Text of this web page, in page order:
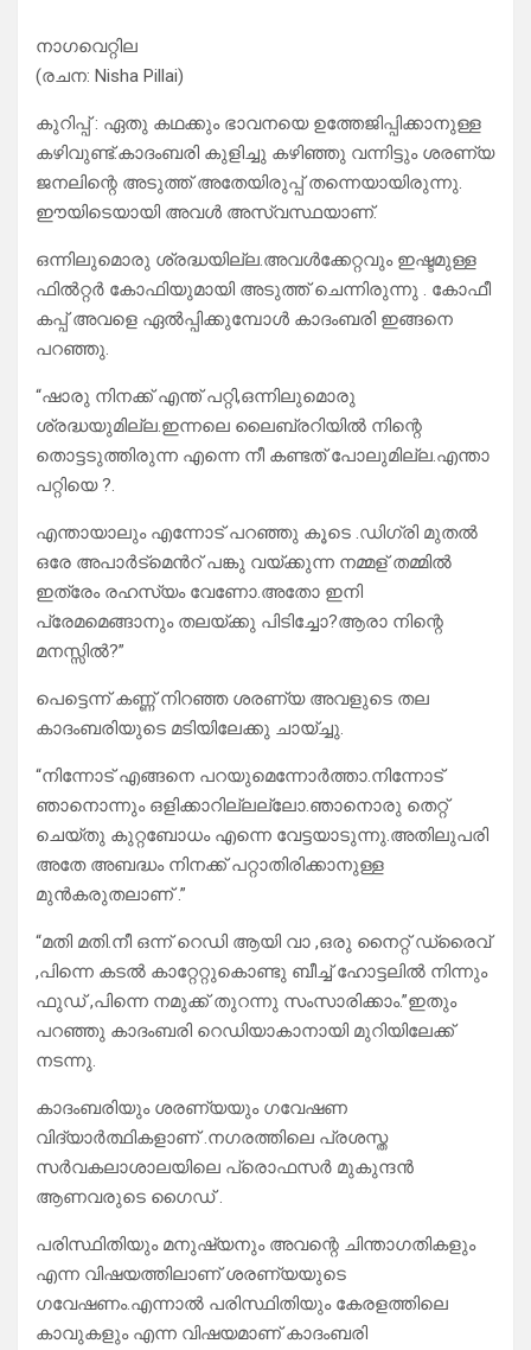
നാഗവെറ്റില
(രചന: Nisha Pillai)
കുറിപ്പ് : ഏതു കഥക്കും ഭാവനയെ ഉത്തേജിപ്പിക്കാനുള്ള
കഴിവുണ്ട്.കാദംബരി കുളിച്ചു കഴിഞ്ഞു വന്നിട്ടും ശരണ്യ
ജനലിന്റെ അടുത്ത് അതേയിരുപ്പ് തന്നെയായിരുന്നു.
ഈയിടെയായി അവൾ അസ്വസ്ഥയാണ്.
ഒന്നിലുമൊരു ശ്രദ്ധയില്ല.അവൾക്കേറ്റവും ഇഷ്ടമുള്ള
ഫിൽറ്റർ കോഫിയുമായി അടുത്ത് ചെന്നിരുന്നു . കോഫീ
കപ്പ് അവളെ ഏൽപ്പിക്കുമ്പോൾ കാദംബരി ഇങ്ങനെ
പറഞ്ഞു.
“ഷാരു നിനക്ക് എന്ത് പറ്റി,ഒന്നിലുമൊരു
ശ്രദ്ധയുമില്ല.ഇന്നലെ ലൈബ്രറിയിൽ നിന്റെ
തൊട്ടടുത്തിരുന്ന എന്നെ നീ കണ്ടത് പോലുമില്ല.എന്താ
പറ്റിയെ ?.
എന്തായാലും എന്നോട് പറഞ്ഞു കൂടെ .ഡിഗ്രി മുതൽ
ഒരേ അപാർട്മെൻറ് പങ്കു വയ്ക്കുന്ന നമ്മള് തമ്മിൽ
ഇത്രേം രഹസ്യം വേണോ.അതോ ഇനി
പ്രേമമെങ്ങാനും തലയ്ക്കു പിടിച്ചോ?ആരാ നിന്റെ
മനസ്സിൽ?”
പെട്ടെന്ന് കണ്ണ് നിറഞ്ഞ ശരണ്യ അവളുടെ തല
കാദംബരിയുടെ മടിയിലേക്കു ചായ്ച്ചു.
“നിന്നോട് എങ്ങനെ പറയുമെന്നോർത്താ.നിന്നോട്
ഞാനൊന്നും ഒളിക്കാറില്ലല്ലോ.ഞാനൊരു തെറ്റ്
ചെയ്തു കുറ്റബോധം എന്നെ വേട്ടയാടുന്നു.അതിലുപരി
അതേ അബദ്ധം നിനക്ക് പറ്റാതിരിക്കാനുള്ള
മുൻകരുതലാണ് .”
“മതി മതി.നീ ഒന്ന് റെഡി ആയി വാ ,ഒരു നൈറ്റ് ഡ്രൈവ്
,പിന്നെ കടൽ കാറ്റേറ്റുകൊണ്ടു ബീച്ച് ഹോട്ടലിൽ നിന്നും
ഫുഡ് ,പിന്നെ നമുക്ക് തുറന്നു സംസാരിക്കാം.”ഇതും
പറഞ്ഞു കാദംബരി റെഡിയാകാനായി മുറിയിലേക്ക്
നടന്നു.
കാദംബരിയും ശരണ്യയും ഗവേഷണ
വിദ്യാർത്ഥികളാണ് .നഗരത്തിലെ പ്രശസ്ത
സർവകലാശാലയിലെ പ്രൊഫസർ മുകുന്ദൻ
ആണവരുടെ ഗൈഡ് .
പരിസ്ഥിതിയും മനുഷ്യനും അവന്റെ ചിന്താഗതികളും
എന്ന വിഷയത്തിലാണ് ശരണ്യയുടെ
ഗവേഷണം.എന്നാൽ പരിസ്ഥിതിയും കേരളത്തിലെ
കാവുകളും എന്ന വിഷയമാണ് കാദംബരി